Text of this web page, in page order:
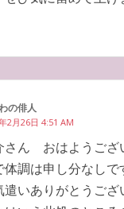
の俳人
2月26日 4:51 AM
さん おはようござ
体調は申し分なしで
遣いありがとうござ